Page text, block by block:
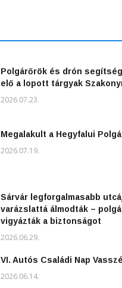
Polgárőrök és drón
elő a lopott tárgyak
2026.07.23.
Megalakult a Hegyfalui
2026.07.19.
Sárvár legforgalmasabb
varázslattá álmodták –
vigyázták a biztonságot
2026.06.29.
VI. Autós Családi Nap
2026.06.14.